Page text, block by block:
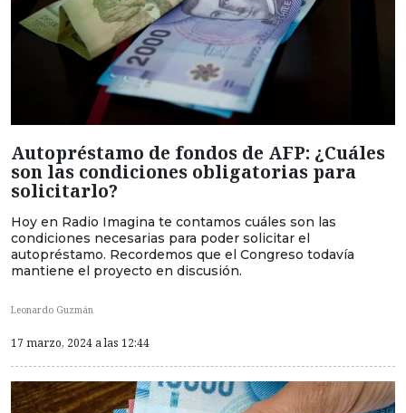
Autopréstamo de fondos de AFP: ¿Cuáles
son las condiciones obligatorias para
solicitarlo?
Hoy en Radio Imagina te contamos cuáles son las
condiciones necesarias para poder solicitar el
autopréstamo. Recordemos que el Congreso todavía
mantiene el proyecto en discusión.
Leonardo Guzmán
17 marzo, 2024 a las 12:44